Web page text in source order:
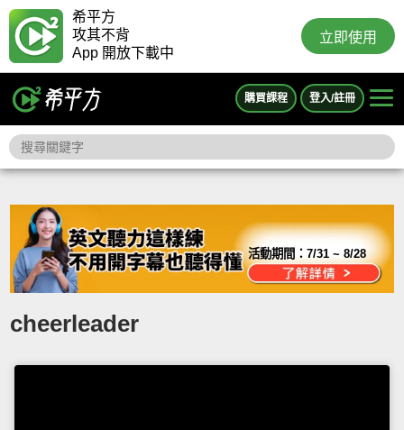
希平方
攻其不背
App 開放下載中
立即使用
購買課程 登入/註冊
活動期間：7/31 ~ 8/28
cheerleader